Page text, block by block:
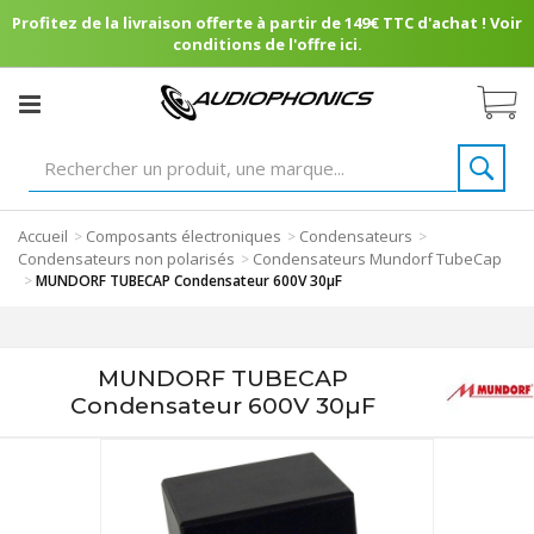
Profitez de la livraison offerte à partir de 149€ TTC d'achat ! Voir
conditions de l'offre ici.
Accueil > Composants électroniques > Condensateurs >
Condensateurs non polarisés > Condensateurs Mundorf TubeCap
>MUNDORF TUBECAP Condensateur 600V 30µF
MUNDORF TUBECAP
Condensateur 600V 30µF